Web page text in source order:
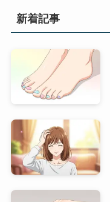
新着記事